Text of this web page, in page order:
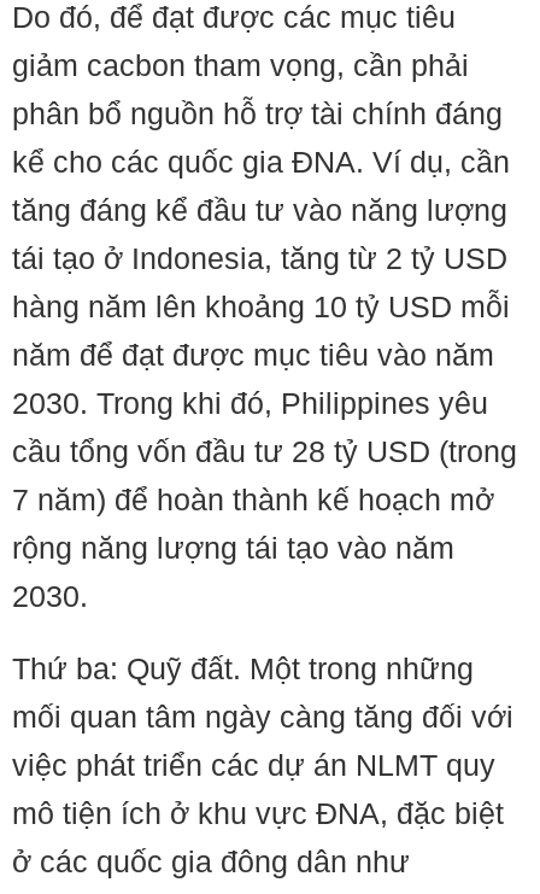
Do đó, để đạt được các mục tiêu
giảm cacbon tham vọng, cần phải
phân bổ nguồn hỗ trợ tài chính đáng
kể cho các quốc gia ĐNA. Ví dụ, cần
tăng đáng kể đầu tư vào năng lượng
tái tạo ở Indonesia, tăng từ 2 tỷ USD
hàng năm lên khoảng 10 tỷ USD mỗi
năm để đạt được mục tiêu vào năm
2030. Trong khi đó, Philippines yêu
cầu tổng vốn đầu tư 28 tỷ USD (trong
7 năm) để hoàn thành kế hoạch mở
rộng năng lượng tái tạo vào năm
2030.
Thứ ba: Quỹ đất. Một trong những
mối quan tâm ngày càng tăng đối với
việc phát triển các dự án NLMT quy
mô tiện ích ở khu vực ĐNA, đặc biệt
ở các quốc gia đông dân như